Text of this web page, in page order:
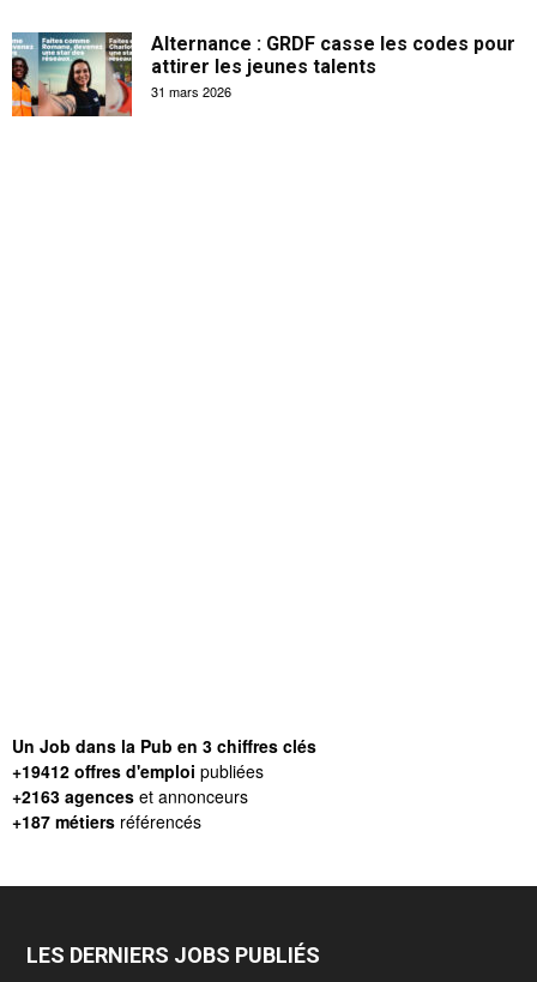
Alternance : GRDF casse les codes pour
attirer les jeunes talents
31 mars 2026
Un Job dans la Pub en 3 chiffres clés
+19412 offres d'emploi publiées
+2163 agences et annonceurs
+187 métiers référencés
LES DERNIERS JOBS PUBLIÉS